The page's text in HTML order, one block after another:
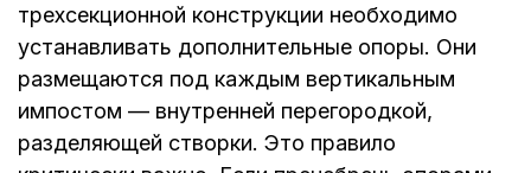
трехсекционной конструкции необходимо
устанавливать дополнительные опоры. Они
размещаются под каждым вертикальным
импостом — внутренней перегородкой,
разделяющей створки. Это правило